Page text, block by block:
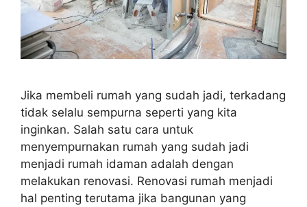
Jika membeli rumah yang sudah jadi, terkadang
tidak selalu sempurna seperti yang kita
inginkan. Salah satu cara untuk
menyempurnakan rumah yang sudah jadi
menjadi rumah idaman adalah dengan
melakukan renovasi. Renovasi rumah menjadi
hal penting terutama jika bangunan yang